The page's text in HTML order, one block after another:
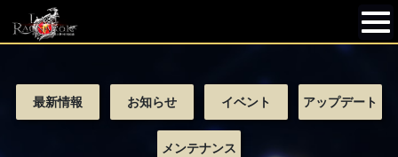
最新情報 お知らせ イベント アップデート
メンテナンス